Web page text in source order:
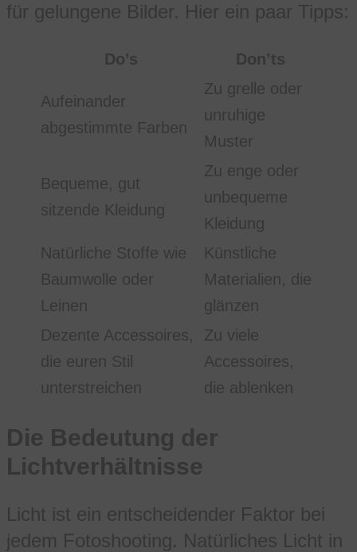
für gelungene Bilder. Hier ein paar Tipps:
Do’s Don’ts
Aufeinander
abgestimmte Farben
Zu grelle oder
unruhige
Muster
Bequeme, gut
sitzende Kleidung
Zu enge oder
unbequeme
Kleidung
Natürliche Stoffe wie
Baumwolle oder
Leinen
Künstliche
Materialien, die
glänzen
Dezente Accessoires,
die euren Stil
unterstreichen
Zu viele
Accessoires,
die ablenken
Die Bedeutung der
Lichtverhältnisse
Licht ist ein entscheidender Faktor bei
jedem Fotoshooting. Natürliches Licht in